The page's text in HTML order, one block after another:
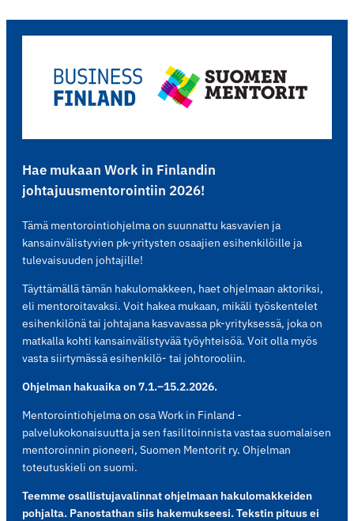
Hae mukaan Work in Finlandin
johtajuusmentorointiin 2026!
Tämä mentorointiohjelma on suunnattu kasvavien ja
kansainvälistyvien pk-yritysten osaajien esihenkilöille ja
tulevaisuuden johtajille!
Täyttämällä tämän hakulomakkeen, haet ohjelmaan aktoriksi,
eli mentoroitavaksi. Voit hakea mukaan, mikäli työskentelet
esihenkilönä tai johtajana kasvavassa pk-yrityksessä, joka on
matkalla kohti kansainvälistyvää työyhteisöä. Voit olla myös
vasta siirtymässä esihenkilö- tai johtorooliin.
Ohjelman hakuaika on 7.1.–15.2.2026.
Mentorointiohjelma on osa Work in Finland -
palvelukokonaisuutta ja sen fasilitoinnista vastaa suomalaisen
mentoroinnin pioneeri, Suomen Mentorit ry. Ohjelman
toteutuskieli on suomi.
Teemme osallistujavalinnat ohjelmaan hakulomakkeiden
pohjalta. Panostathan siis hakemukseesi. Tekstin pituus ei